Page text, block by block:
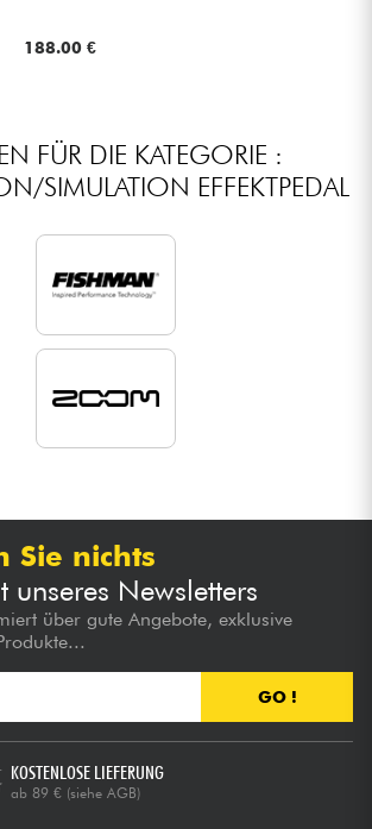
188.00 €
FÜR DIE KATEGORIE :
SIMULATION EFFEKTPEDAL
Sie nichts
unseres Newsletters
über gute Angebote, exklusive
GO !
KOSTENLOSE LIEFERUNG
ab 89 € (siehe AGB)